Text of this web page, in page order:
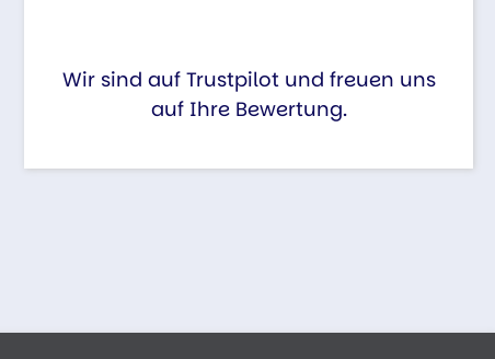
Wir sind auf Trustpilot und freuen uns
auf Ihre Bewertung.